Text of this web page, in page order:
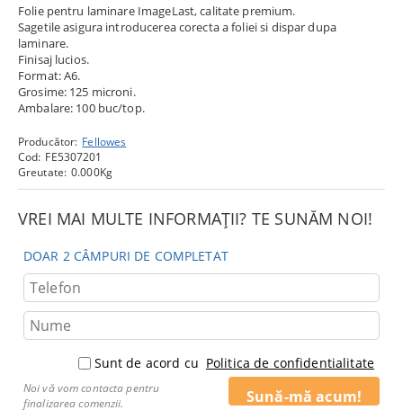
Folie pentru laminare ImageLast, calitate premium.
Sagetile asigura introducerea corecta a foliei si dispar dupa
laminare.
Finisaj lucios.
Format: A6.
Grosime: 125 microni.
Ambalare: 100 buc/top.
Producător: Fellowes
Cod: FE5307201
Greutate: 0.000Kg
VREI MAI MULTE INFORMAȚII? TE SUNĂM NOI!
DOAR 2 CÂMPURI DE COMPLETAT
Sunt de acord cu Politica de confidentialitate
Noi vă vom contacta pentru
finalizarea comenzii.